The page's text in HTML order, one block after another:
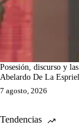
Posesión, discurso y
Abelardo De La
7 agosto, 2026
Tendencias